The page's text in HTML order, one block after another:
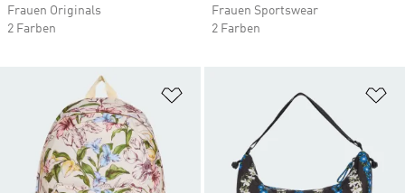
Frauen Originals
2 Farben
Frauen Sportswear
2 Farben
Zur Wunschliste hinzufügen